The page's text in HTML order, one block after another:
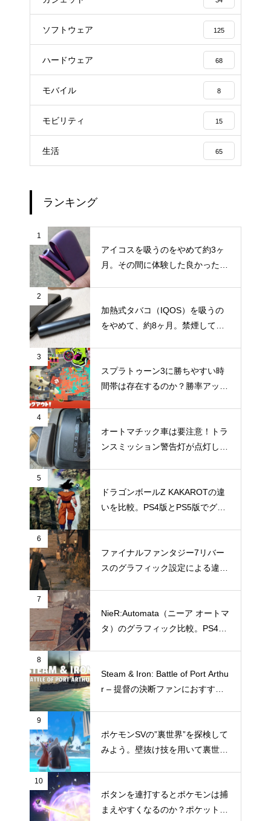
ソフトウェア 125
ハードウェア 68
モバイル 8
モビリティ 15
生活 65
ランキング
1
アイコスを吸うのをやめて約3ヶ
月。その間に体験した良かったこ
2
加熱式タバコ（IQOS）を吸うの
をやめて、約8ヶ月。禁煙してか
3
スプラトゥーン3に勝ちやすい時
間帯は存在するのか？勝率アップ
4
オートマチック車は要注意！トラ
ンスミッション警告灯が点灯して
5
ドラゴンボールZ KAKAROTの違
いを比較。PS4版とPS5版でグラ
6
ファイナルファンタジー7リバー
スのグラフィック設定による違い
7
NieR:Automata（ニーア オートマ
タ）のグラフィック比較。PS4と
8
Steam & Iron: Battle of Port Arthu
r – 提督の決断ファンにおすすめ
9
ポケモンSVの”裏世界”を探検して
みよう。壁抜け技を用いて裏世界
10
ボタンを連打するとポケモンは捕
まえやすくなるのか？ポケットモ